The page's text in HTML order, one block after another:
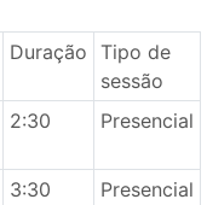
Duração Tipo de
sessão
2:30 Presencial
3:30 Presencial